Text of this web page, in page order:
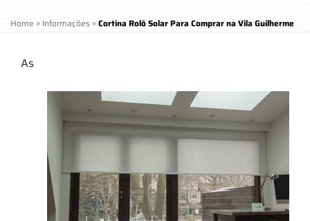
Home » Informações » Cortina Rolô Solar Para Comprar na Vila Guilherme
As